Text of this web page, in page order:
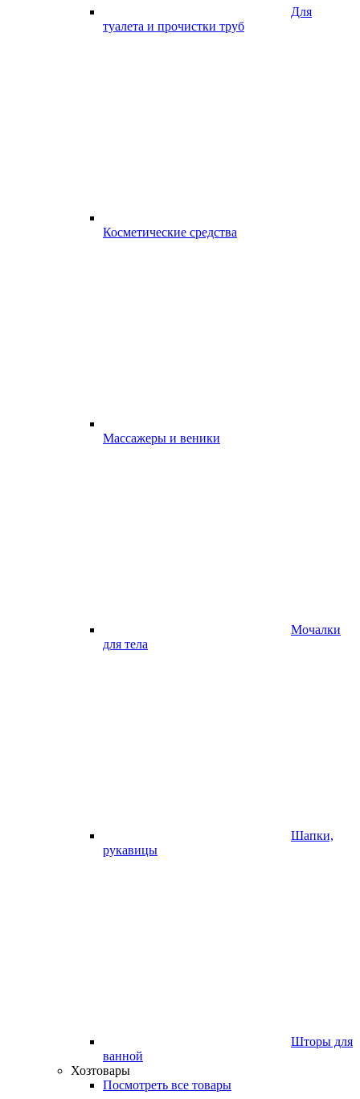
Для
туалета и прочистки труб
Косметические средства
Массажеры и веники
Мочалки
для тела
Шапки,
рукавицы
Шторы для
ванной
Хозтовары
Посмотреть все товары